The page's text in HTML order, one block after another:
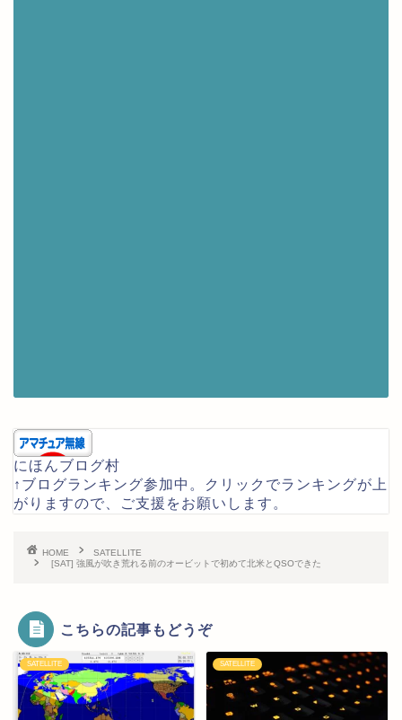
にほんブログ村
↑ブログランキング参加中。クリックでランキングが上
がりますので、ご支援をお願いします。
HOME
SATELLITE
[SAT] 強風が吹き荒れる前のオービットで初めて北米とQSOできた
こちらの記事もどうぞ
SATELLITE SATELLITE